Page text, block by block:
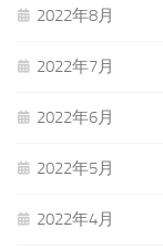
2022年8月
2022年7月
2022年6月
2022年5月
2022年4月